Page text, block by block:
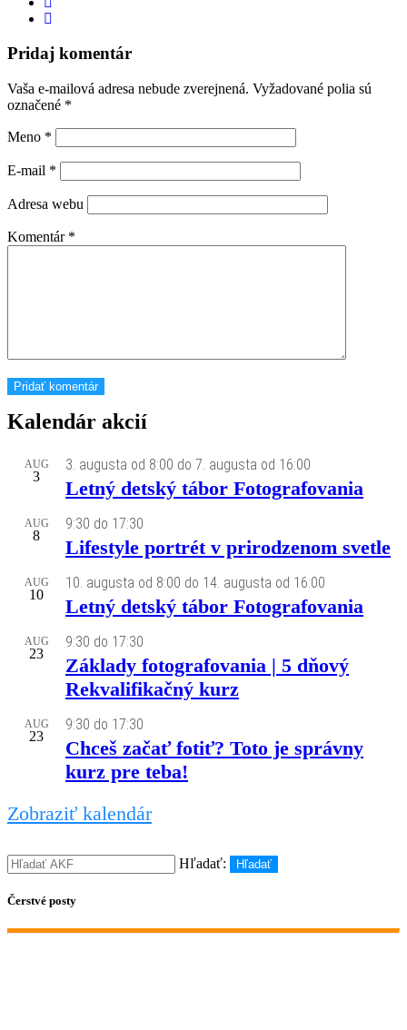
Pridaj komentár
Vaša e-mailová adresa nebude zverejnená. Vyžadované polia sú
označené *
Meno *
E-mail *
Adresa webu
Komentár *
Kalendár akcií
AUG
3
3. augusta od 8:00 do 7. augusta od 16:00
Letný detský tábor Fotografovania
AUG
8
9:30 do 17:30
Lifestyle portrét v prirodzenom svetle
AUG
10
10. augusta od 8:00 do 14. augusta od 16:00
Letný detský tábor Fotografovania
AUG
23
9:30 do 17:30
Základy fotografovania | 5 dňový
Rekvalifikačný kurz
AUG
23
9:30 do 17:30
Chceš začať fotiť? Toto je správny
kurz pre teba!
Zobraziť kalendár
Hľadať: Hľadať
Čerstvé posty